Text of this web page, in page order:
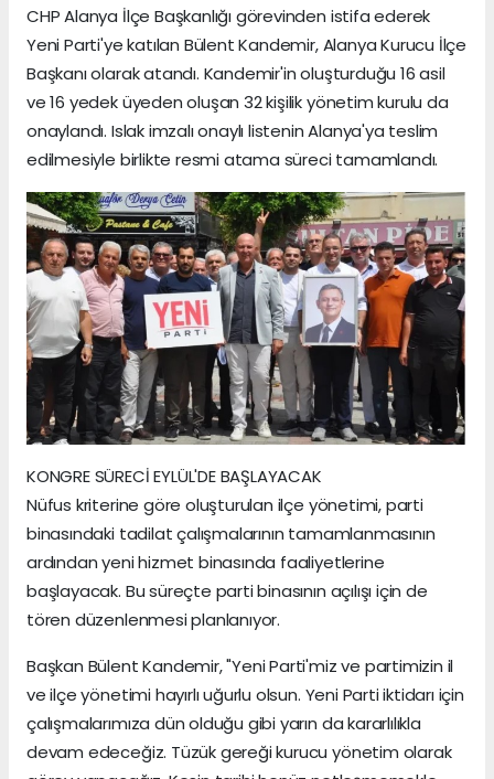
CHP Alanya İlçe Başkanlığı görevinden istifa ederek
Yeni Parti'ye katılan Bülent Kandemir, Alanya Kurucu İlçe
Başkanı olarak atandı. Kandemir'in oluşturduğu 16 asil
ve 16 yedek üyeden oluşan 32 kişilik yönetim kurulu da
onaylandı. Islak imzalı onaylı listenin Alanya'ya teslim
edilmesiyle birlikte resmi atama süreci tamamlandı.
KONGRE SÜRECİ EYLÜL'DE BAŞLAYACAK
Nüfus kriterine göre oluşturulan ilçe yönetimi, parti
binasındaki tadilat çalışmalarının tamamlanmasının
ardından yeni hizmet binasında faaliyetlerine
başlayacak. Bu süreçte parti binasının açılışı için de
tören düzenlenmesi planlanıyor.
Başkan Bülent Kandemir, "Yeni Parti'miz ve partimizin il
ve ilçe yönetimi hayırlı uğurlu olsun. Yeni Parti iktidarı için
çalışmalarımıza dün olduğu gibi yarın da kararlılıkla
devam edeceğiz. Tüzük gereği kurucu yönetim olarak